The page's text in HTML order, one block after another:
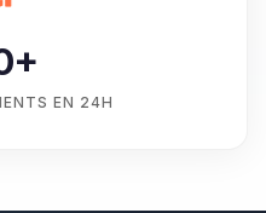
EN 24H